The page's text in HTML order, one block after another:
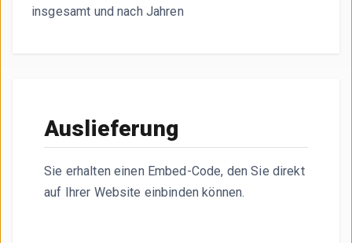
insgesamt und nach Jahren
Auslieferung
Sie erhalten einen Embed-Code, den Sie direkt
auf Ihrer Website einbinden können.